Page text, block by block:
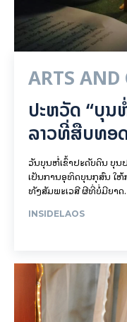
ARTS AND
ປະຫວັດ “ບຸນ
ລາວທີ່ສືບທອ
ວັນບຸນຫໍ່ເຂົ້າປະດັບດິນ ບຸນ
ເປັນການອຸທິດບຸນກຸສົນ ໃ
ທັງສັມພະເວສີ ຜີທີ່ບໍ່ມີຍາດ.
INSIDELAOS